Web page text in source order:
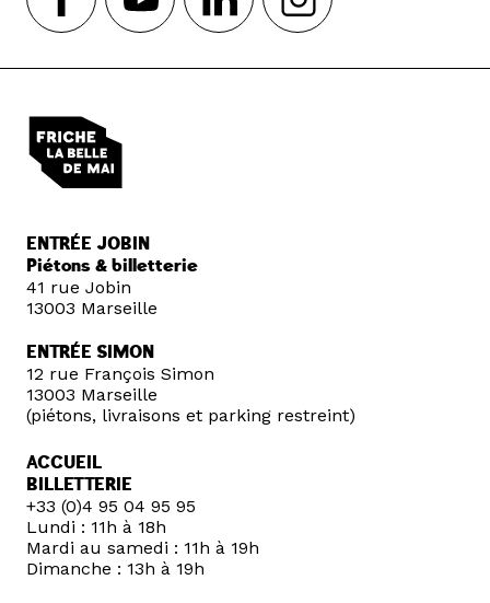
ENTRÉE JOBIN
Piétons & billetterie
41 rue Jobin
13003 Marseille
ENTRÉE SIMON
12 rue François Simon
13003 Marseille
(piétons, livraisons et parking restreint)
ACCUEIL
BILLETTERIE
+33 (0)4 95 04 95 95
Lundi : 11h à 18h
Mardi au samedi : 11h à 19h
Dimanche : 13h à 19h